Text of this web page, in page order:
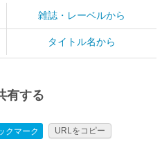
雑誌・レーベルから
タイトル名から
有する
クマーク URLをコピー